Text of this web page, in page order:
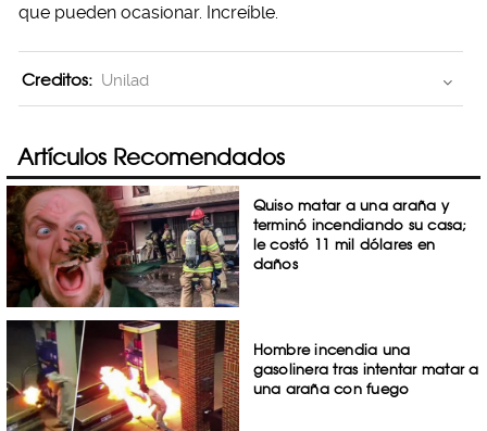
que pueden ocasionar. Increíble.
Creditos: Unilad
Artículos Recomendados
Quiso matar a una araña y
terminó incendiando su casa;
le costó 11 mil dólares en
daños
Hombre incendia una
gasolinera tras intentar matar a
una araña con fuego